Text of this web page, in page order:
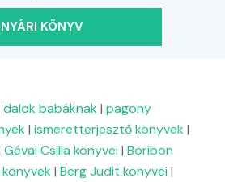
KÖNYV
dalok babáknak | pagony
| ismeretterjesztő könyvek |
Gévai Csilla könyvei | Boribon
| Berg Judit könyvei |